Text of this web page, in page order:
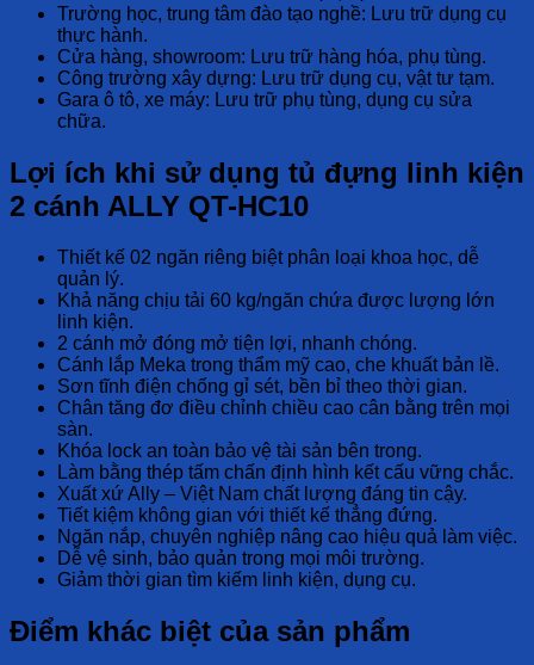
Trường học, trung tâm đào tạo nghề: Lưu trữ dụng cụ
thực hành.
Cửa hàng, showroom: Lưu trữ hàng hóa, phụ tùng.
Công trường xây dựng: Lưu trữ dụng cụ, vật tư tạm.
Gara ô tô, xe máy: Lưu trữ phụ tùng, dụng cụ sửa
chữa.
Lợi ích khi sử dụng tủ đựng linh kiện
2 cánh ALLY QT-HC10
Thiết kế 02 ngăn riêng biệtphân loại khoa học, dễ
quản lý.
Khả năng chịu tải 60 kg/ngăn chứa được lượng lớn
linh kiện.
2 cánh mở đóng mở tiện lợi, nhanh chóng.
Cánh lắp Meka trong thẩm mỹ cao, che khuất bản lề.
Sơn tĩnh điện chống gỉ sét, bền bỉ theo thời gian.
Chân tăng đơ điều chỉnh chiều cao cân bằng trên mọi
sàn.
Khóa lock an toàn bảo vệ tài sản bên trong.
Làm bằng thép tấm chấn định hình kết cấu vững chắc.
Xuất xứ Ally – Việt Nam chất lượng đáng tin cậy.
Tiết kiệm không gian với thiết kế thẳng đứng.
Ngăn nắp, chuyên nghiệp nâng cao hiệu quả làm việc.
Dễ vệ sinh, bảo quản trong mọi môi trường.
Giảm thời gian tìm kiếm linh kiện, dụng cụ.
Điểm khác biệt của sản phẩm